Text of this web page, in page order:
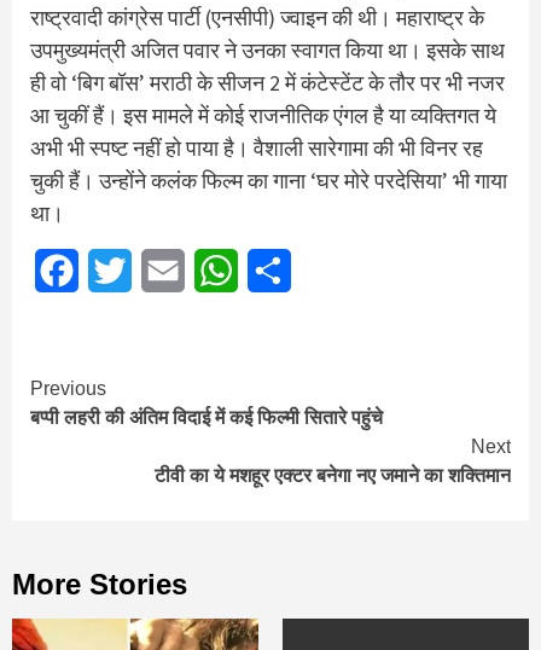
राष्ट्रवादी कांग्रेस पार्टी (एनसीपी) ज्वाइन की थी। महाराष्ट्र के
उपमुख्यमंत्री अजित पवार ने उनका स्वागत किया था। इसके साथ
ही वो ‘बिग बॉस’ मराठी के सीजन 2 में कंटेस्टेंट के तौर पर भी नजर
आ चुकीं हैं। इस मामले में कोई राजनीतिक एंगल है या व्यक्तिगत ये
अभी भी स्पष्ट नहीं हो पाया है। वैशाली सारेगामा की भी विनर रह
चुकी हैं। उन्होंने कलंक फिल्म का गाना ‘घर मोरे परदेसिया’ भी गाया
था।
FacebookTwitter Email WhatsApp
Continue
Reading
Previous
बप्पी लहरी की अंतिम विदाई में कई फिल्मी सितारे पहुंचे
Next
टीवी का ये मशहूर एक्टर बनेगा नए जमाने का शक्तिमान
More Stories